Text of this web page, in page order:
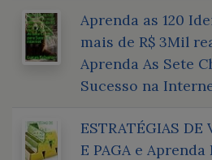
Aprenda as 120
mais de R$ 3Mil
Aprenda As Sete
Sucesso na
ESTRATÉGIAS DE
E PAGA e